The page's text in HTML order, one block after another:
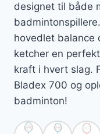
designet til både
hovedlet balance
ketcher en
kraft i hvert slag.
Bladex 700 og
badminton!